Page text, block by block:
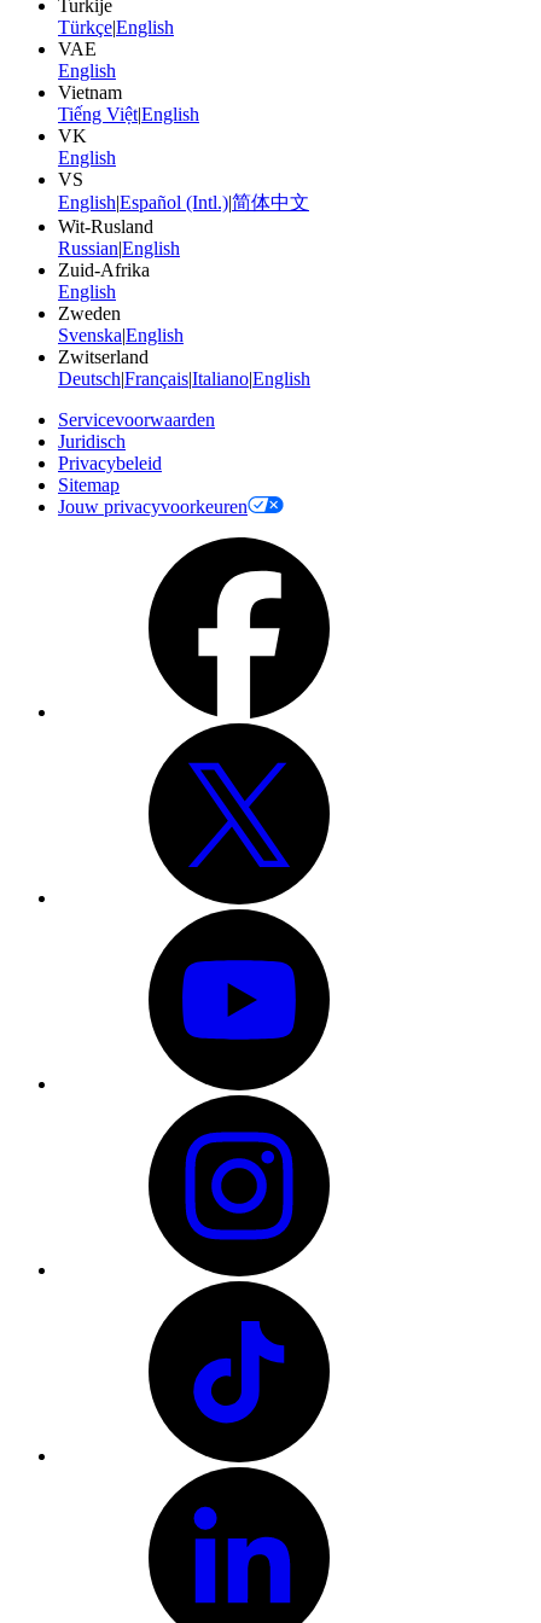
Turkije
Türkçe|English
VAE
English
Vietnam
Tiếng Việt|English
VK
English
VS
English|Español (Intl.)|简体中文
Wit-Rusland
Russian|English
Zuid-Afrika
English
Zweden
Svenska|English
Zwitserland
Deutsch|Français|Italiano|English
Servicevoorwaarden
Juridisch
Privacybeleid
Sitemap
Jouw privacyvoorkeuren